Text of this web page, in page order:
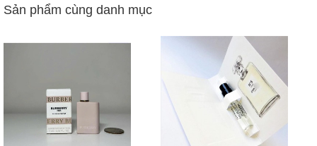
Sản phẩm cùng danh mục